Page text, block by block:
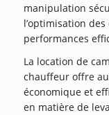
manipulation
l’optimisation
performances
La location de
chauffeur offre
économique et
en matière de